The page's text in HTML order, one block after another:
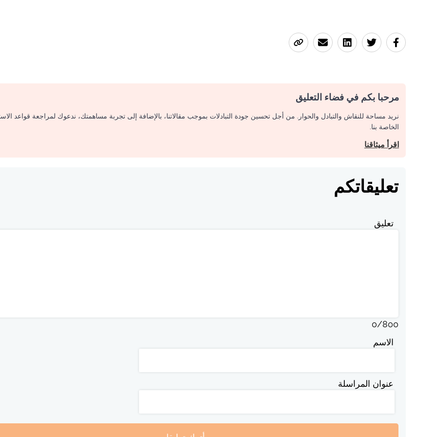
مرحبا بكم في فضاء التعليق
نريد مساحة للنقاش والتبادل والحوار. من أجل تحسين جودة التبادلات بموجب مقالاتنا، بالإضافة إلى تجربة مساهمتك، ندعوك لمراجعة قواعد
الخاصة بنا.
اقرأ ميثاقنا
تعليقاتكم
تعليق
0/800
الاسم
عنوان المراسلة